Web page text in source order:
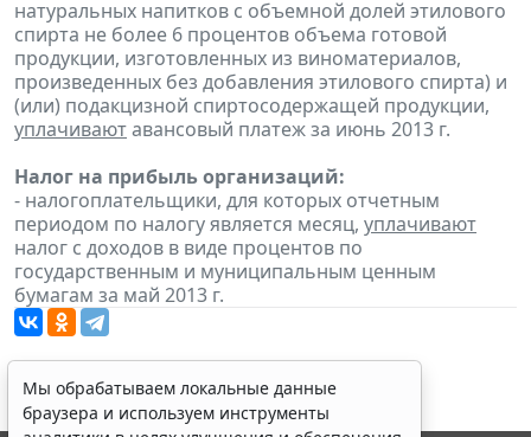
натуральных напитков с объемной долей этилового
спирта не более 6 процентов объема готовой
продукции, изготовленных из виноматериалов,
произведенных без добавления этилового спирта) и
(или) подакцизной спиртосодержащей продукции,
уплачиваютавансовый платеж за июнь 2013 г.
Налог на прибыль организаций:
- налогоплательщики, для которых отчетным
периодом по налогу является месяц, уплачивают
налог с доходов в виде процентов по
государственным и муниципальным ценным
бумагам за май 2013 г.
Мы обрабатываем локальные данные
браузера и используем инструменты